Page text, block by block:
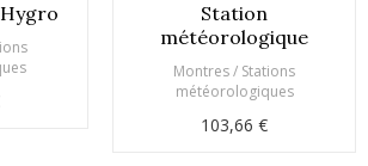
Station
météorologique
Montres / Stations
météorologiques
103,66 €